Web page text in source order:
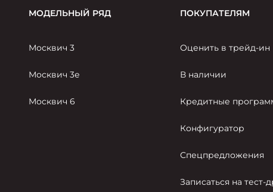
МОДЕЛЬНЫЙ РЯД
Москвич 3
Москвич 3е
Москвич 6
ПОКУПАТЕЛЯМ
Оценить в трейд-ин
В наличии
Кредитные
Конфигуратор
Спецпредложения
Записаться на тест-